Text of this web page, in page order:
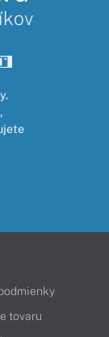
tovaru